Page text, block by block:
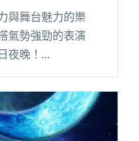
與舞台魅力的樂
氣勢強勁的表演
夜晚！
貪婪黑洞 將於 10/18
娘演唱會」，這場
發片首唱
辦「鋼鐵娘演唱